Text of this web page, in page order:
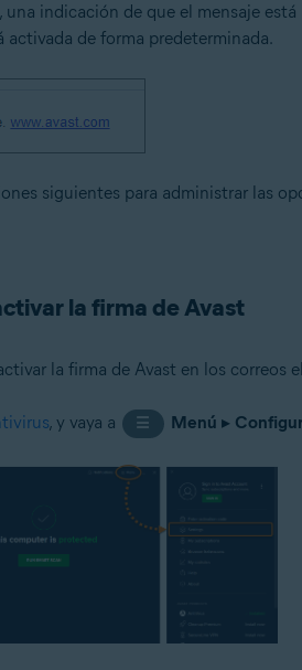
Security 23.x para Windows
23.x para Windows
11 Home/Pro/Enterprise/Education
10 Home/Pro/Enterprise/Education -
8/Pro/Enterprise - 32 o 64 bits
7 Home Basic/Home Premium/
una indicación de que el mensaje está
activada de forma predeterminada.
siguientes para administrar las
la firma de Avast
la firma de Avast en los correos
, y vaya a ☰ Menú ▸